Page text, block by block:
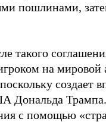
пошлинами,
такого
на
создает
Дональда
с помощью